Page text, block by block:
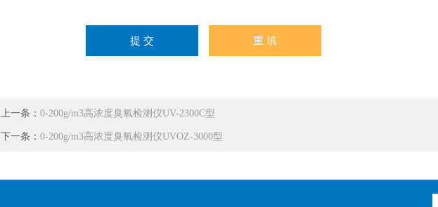
上一条： 0-200g/m3高浓度臭氧检测仪UV-2300C型
下一条： 0-200g/m3高浓度臭氧检测仪UVOZ-3000型